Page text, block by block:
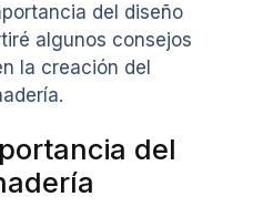
del diseño
algunos consejos
la creación del
del